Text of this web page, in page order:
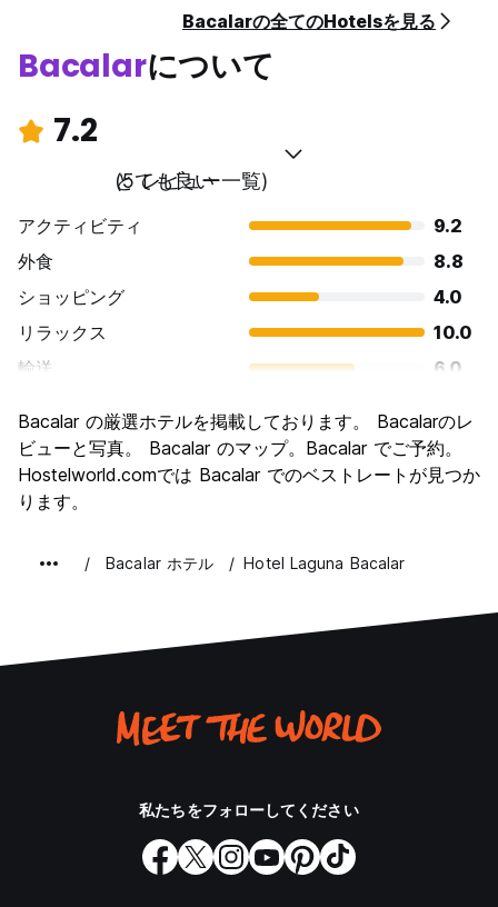
Bacalarの全てのHotelsを見る
Bacalarについて
7.2
とても良い
(5 レビュー一覧)
アクティビティ
9.2
外食
8.8
ショッピング
4.0
リラックス
10.0
輸送
6.0
文化
6.8
ナイトライフ
4.0
コストパフォーマンス
Bacalar の厳選ホテルを掲載しております。 Bacalarのレ
ビューと写真。 Bacalar のマップ。Bacalar でご予約。
Hostelworld.comでは Bacalar でのベストレートが見つか
ります。
Bacalar ホテル Hotel Laguna Bacalar
私たちをフォローしてください